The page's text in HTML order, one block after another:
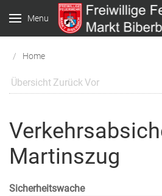
Menu
Home
Übersicht ZurückVor
Martinszug
Sicherheitswache